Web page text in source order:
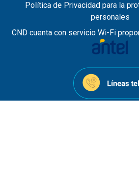
Política de Privacidad para la
personales
CND cuenta con servicio Wi-Fi